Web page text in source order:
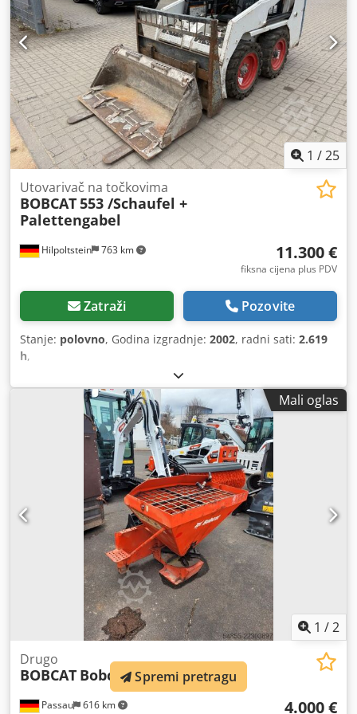
1 /25
Hilpoltstein 763 km
Utovarivač na točkovima
BOBCAT553 /Schaufel +
Palettengabel
11.300 €
fiksna cijena plus PDV
Zatraži Pozovite
Stanje: polovno, Godina izgradnje: 2002, radni sati: 2.619
h,
Mali oglas
1 /2
Passau 616 km
Drugo
BOBCAT Bobcat Streuer, Hydr. 8
4.000 €
Spremi pretragu